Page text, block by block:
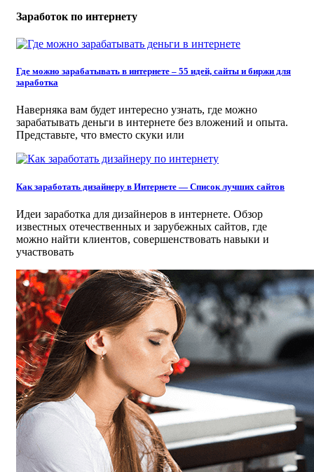
Заработок по интернету
Где можно зарабатывать в интернете – 55 идей, сайты и биржи для
заработка
Наверняка вам будет интересно узнать, где можно
зарабатывать деньги в интернете без вложений и опыта.
Представьте, что вместо скуки или
Как заработать дизайнеру в Интернете — Список лучших сайтов
Идеи заработка для дизайнеров в интернете. Обзор
известных отечественных и зарубежных сайтов, где
можно найти клиентов, совершенствовать навыки и
участвовать